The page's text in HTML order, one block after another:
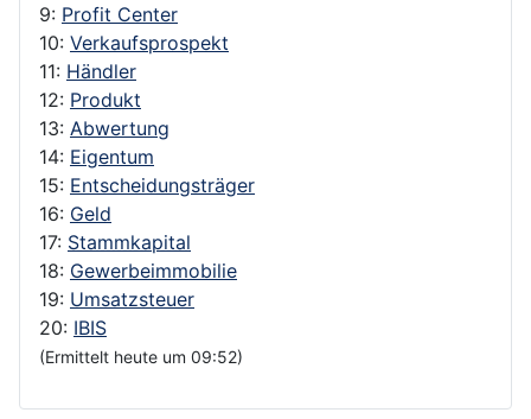
9: Profit Center
10: Verkaufsprospekt
11: Händler
12: Produkt
13: Abwertung
14: Eigentum
15: Entscheidungsträger
16: Geld
17: Stammkapital
18: Gewerbeimmobilie
19: Umsatzsteuer
20: IBIS
(Ermittelt heute um 09:52)